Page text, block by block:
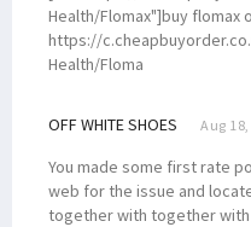
Health/Flomax"]buy flomax
https://
Health/Floma
OFF WHITE SHOES Aug
You made some first rate
web for the issue and
together with together